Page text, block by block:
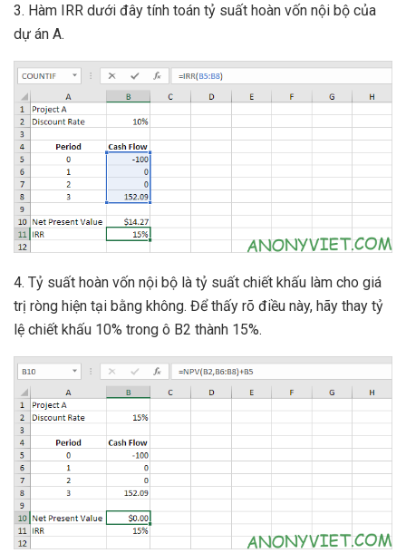
3. Hàm IRR dưới đây tính toán tỷ suất hoàn vốn nội bộ của
dự án A.
4. Tỷ suất hoàn vốn nội bộ là tỷ suất chiết khấu làm cho giá
trị ròng hiện tại bằng không. Để thấy rõ điều này, hãy thay tỷ
lệ chiết khấu 10% trong ô B2 thành 15%.